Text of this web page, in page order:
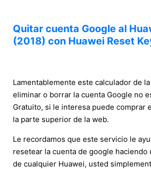
Quitar cuenta Google al
(2018) con Huawei Reset
Lamentablemente este calculador de
eliminar o borrar la cuenta Google no
Gratuito, si le interesa puede comprar
la parte superior de la web.
Le recordamos que este servicio le
resetear la cuenta de google haciendo
de cualquier Huawei, usted